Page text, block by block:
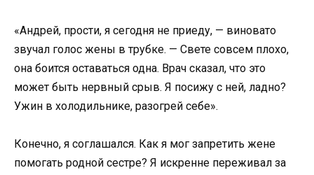
«Андрей, прости, я сегодня не приеду, — виновато
звучал голос жены в трубке. — Свете совсем плохо,
она боится оставаться одна. Врач сказал, что это
может быть нервный срыв. Я посижу с ней, ладно?
Ужин в холодильнике, разогрей себе».
Конечно, я соглашался. Как я мог запретить жене
помогать родной сестре? Я искренне переживал за